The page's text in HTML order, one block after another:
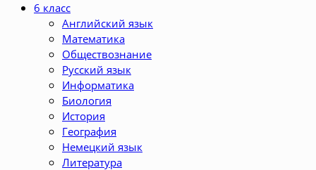
6 класс
Английский язык
Математика
Обществознание
Русский язык
Информатика
Биология
История
География
Немецкий язык
Литература